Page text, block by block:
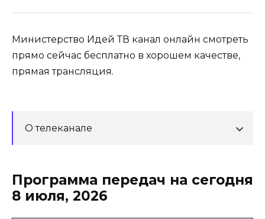
Министерство Идей ТВ канал онлайн смотреть
прямо сейчас бесплатно в хорошем качестве,
прямая трансляция.
О телеканале
Программа передач на сегодня
8 июля, 2026